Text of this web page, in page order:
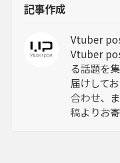
記事作成
Vtuber
Vtuber
る話題を
届けして
合わせ、
稿よりお